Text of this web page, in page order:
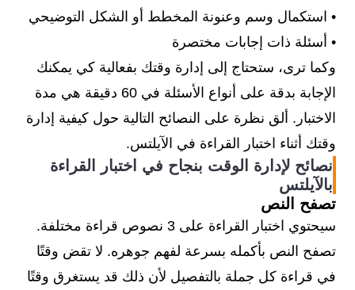
• استكمال وسم وعنونة المخطط أو الشكل التوضيحي
• أسئلة ذات إجابات مختصرة
وكما ترى، ستحتاج إلى إدارة وقتك بفعالية كي يمكنك
الإجابة بدقة على أنواع الأسئلة في 60 دقيقة هي مدة
الاختبار. ألق نظرة على النصائح التالية حول كيفية إدارة
وقتك أثناء اختبار القراءة في الآيلتس.
نصائح لإدارة الوقت بنجاح في اختبار القراءة
بالآيلتس
تصفح النص
سيحتوي اختبار القراءة على 3 نصوص قراءة مختلفة.
تصفح النص بأكمله بسرعة لفهم جوهره. لا تقض وقتًا
في قراءة كل جملة بالتفصيل لأن ذلك قد يستغرق وقتًا